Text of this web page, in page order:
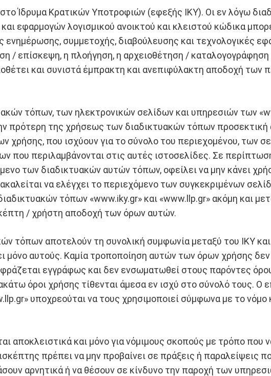
Ίδρυμα Κρατικών Υποτροφιών (εφεξής ΙΚΥ). Οι εν λόγω
εφαρμογών λογισμικού ανοικτού και κλειστού κώδικα
συμμετοχής, διαβούλευσης και τεχνολογικές
/ επίσκεψη, η πλοήγηση, η αρχειοθέτηση / καταλογογράφηση
και συνιστά έμπρακτη και ανεπιφύλακτη αποδοχή των
τόπων, των ηλεκτρονικών σελίδων και υπηρεσιών των
πρότερη της χρήσεως των διαδικτυακών τόπων προσεκτική
που ισχύουν για το σύνολο του περιεχομένου, των
που περιλαμβάνονται στις αυτές ιστοσελίδες. Σε
των διαδικτυακών αυτών τόπων, οφείλει να μην κάνει
να ελέγχει το περιεχόμενο των συγκεκριμένων
τόπων «www.iky.gr» και «www.llp.gr» ακόμη και
/ χρήστη αποδοχή των όρων αυτών.
τόπων αποτελούν τη συνολική συμφωνία μεταξύ του ΙΚΥ
μόνο αυτούς. Καμία τροποποίηση αυτών των όρων χρήσης
εγγράφως και δεν ενσωματωθεί στους παρόντες
όροι χρήσης τίθενται άμεσα εν ισχύ στο σύνολό τους. Ο
υποχρεούται να τους χρησιμοποιεί σύμφωνα με το νόμο
και μόνο για νόμιμους σκοπούς με τρόπο που
πρέπει να μην προβαίνει σε πράξεις ή παραλείψεις
αρνητικά ή να θέσουν σε κίνδυνο την παροχή των